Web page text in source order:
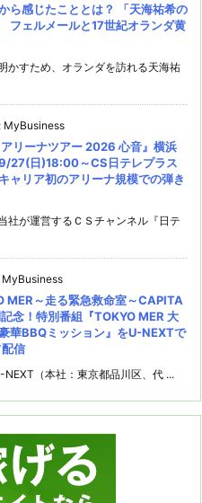
ら感じたこととは？ 「天海祐希の
ェルメールと17世紀オランダ黄
かすため、オランダを訪れる天海祐
: MyBusiness
アリーナツアー 2026 心音』横浜
27(日)18:00～CS日テレプラス
ャリア初のアリーナ規模での弾き
が運営するＣＳチャンネル『日テ
MyBusiness
MER～走る緊急救命室～CAPITA
念！特別番組『TOKYO MER 大
華BBQミッション』をU-NEXTで
信
（本社：東京都品川区、代 ...